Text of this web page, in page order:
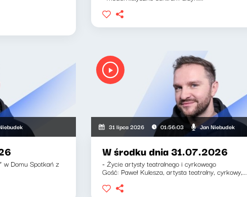
w Domu Spotkań z
31 lipca 2026 01:56:03 Jan Niebudek
W środku dnia 31.07.2026
- Życie artysty teatralnego i cyrkowego
Gość: Paweł Kulesza, artysta teatralny, cyrkowy,...